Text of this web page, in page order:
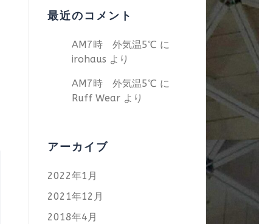
最近のコメント
AM7時 外気温5℃ に
irohaus より
AM7時 外気温5℃ に
Ruff Wearより
アーカイブ
2022年1月
2021年12月
2018年4月